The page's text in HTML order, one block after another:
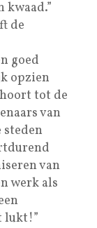
kwaad.”
de
goed
opzien
tot de
van
van
werk als
lukt!”